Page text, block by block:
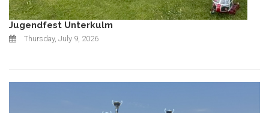
Jugendfest Unterkulm
Thursday, July 9, 2026